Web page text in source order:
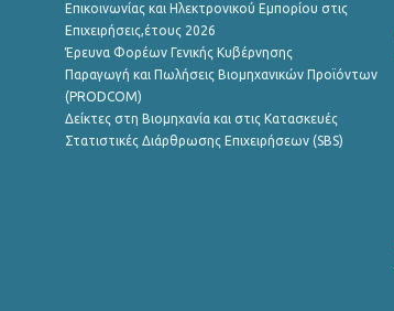
Επικοινωνίας και Ηλεκτρονικού Εμπορίου στις
Επιχειρήσεις,έτους 2026
Έρευνα Φορέων Γενικής Κυβέρνησης
Παραγωγή και Πωλήσεις Βιομηχανικών Προϊόντων
(PRODCOM)
Δείκτες στη Βιομηχανία και στις Κατασκευές
Στατιστικές Διάρθρωσης Επιχειρήσεων (SBS)